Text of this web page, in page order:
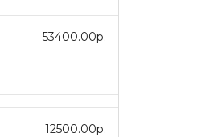
53400.00р.
12500.00р.